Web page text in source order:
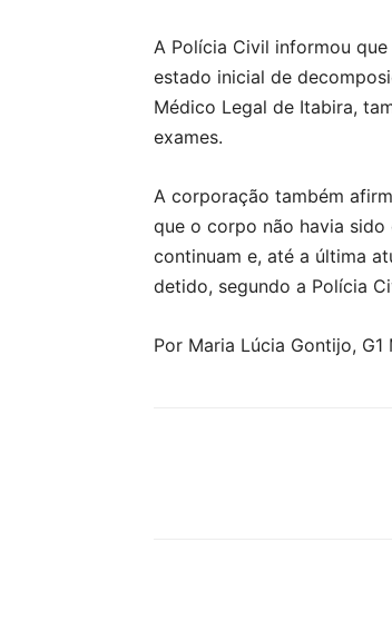
A Polícia Civil informou
estado inicial de
Médico Legal de Itabira,
exames.
A corporação também
que o corpo não havia
continuam e, até a última
detido, segundo a Polícia
Por Maria Lúcia Gontijo, G1